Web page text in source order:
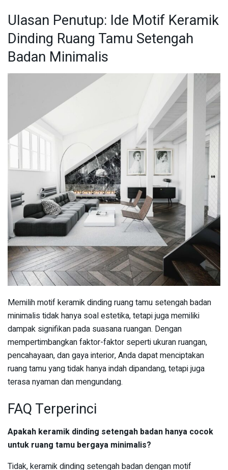
Ulasan Penutup: Ide Motif Keramik
Dinding Ruang Tamu Setengah
Badan Minimalis
Memilih motif keramik dinding ruang tamu setengah badan
minimalis tidak hanya soal estetika, tetapi juga memiliki
dampak signifikan pada suasana ruangan. Dengan
mempertimbangkan faktor-faktor seperti ukuran ruangan,
pencahayaan, dan gaya interior, Anda dapat menciptakan
ruang tamu yang tidak hanya indah dipandang, tetapi juga
terasa nyaman dan mengundang.
FAQ Terperinci
Apakah keramik dinding setengah badan hanya cocok
untuk ruang tamu bergaya minimalis?
Tidak, keramik dinding setengah badan dengan motif